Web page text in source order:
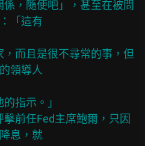
，隨便吧」，甚至在被問
而且是很不尋常的事，但
指示。」
前任Fed主席鮑爾，只因